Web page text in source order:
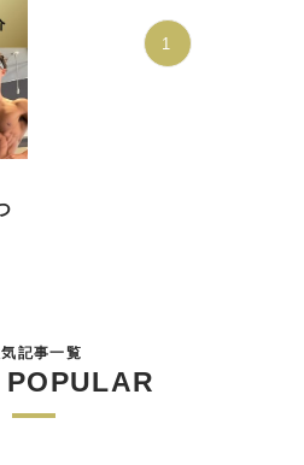
1
気記事一覧
POPULAR